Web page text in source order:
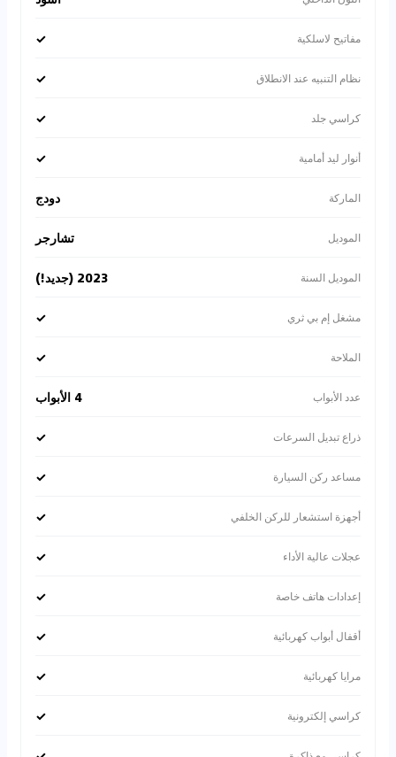
مفاتيح لاسلكية ✓
نظام التنبيه عند الانطلاق ✓
كراسي جلد ✓
أنوار ليد أمامية ✓
الماركة دودج
الموديل تشارجر
الموديل السنة 2023 (جديد!)
مشغل إم بي ثري ✓
الملاحة ✓
عدد الأبواب 4 الأبواب
ذراع تبديل السرعات ✓
مساعد ركن السيارة ✓
أجهزة استشعار للركن الخلفي ✓
عجلات عالية الأداء ✓
إعدادات هاتف خاصة ✓
أقفال أبواب كهربائية ✓
مرايا كهربائية ✓
كراسي إلكترونية ✓